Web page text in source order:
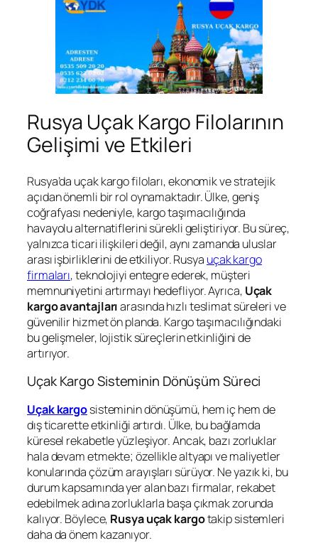
Rusya Uçak Kargo Filolarının
Gelişimi ve Etkileri
Rusya’da uçak kargo filoları, ekonomik ve stratejik
açıdan önemli bir rol oynamaktadır. Ülke, geniş
coğrafyası nedeniyle, kargo taşımacılığında
havayolu alternatiflerini sürekli geliştiriyor. Bu süreç,
yalnızca ticari ilişkileri değil, aynı zamanda uluslar
arası işbirliklerini de etkiliyor. Rusya uçak kargo
firmaları, teknolojiyi entegre ederek, müşteri
memnuniyetini artırmayı hedefliyor. Ayrıca, Uçak
kargo avantajlarıarasında hızlı teslimat süreleri ve
güvenilir hizmet ön planda. Kargo taşımacılığındaki
bu gelişmeler, lojistik süreçlerin etkinliğini de
artırıyor.
Uçak Kargo Sisteminin Dönüşüm Süreci
Uçak kargosisteminin dönüşümü, hem iç hem de
dış ticarette etkinliği artırdı. Ülke, bu bağlamda
küresel rekabetle yüzleşiyor. Ancak, bazı zorluklar
hala devam etmekte; özellikle altyapı ve maliyetler
konularında çözüm arayışları sürüyor. Ne yazık ki, bu
durum kapsamında yer alan bazı firmalar, rekabet
edebilmek adına zorluklarla başa çıkmak zorunda
kalıyor. Böylece, Rusya uçak kargotakip sistemleri
daha da önem kazanıyor.